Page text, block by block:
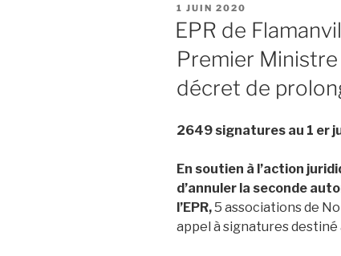
PUBLIÉ
LE
1 JUIN 2020
EPR de
Premier Ministre
décret de
2649 signatures au 1 er
En soutien à l’action
d’annuler la seconde
l’EPR,5 associations de
appel à signatures